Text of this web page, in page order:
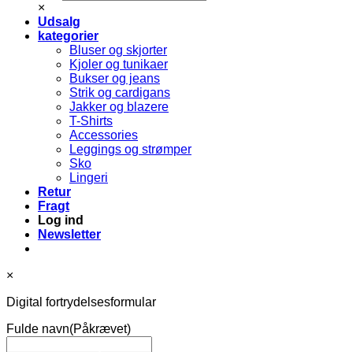
×
Udsalg
kategorier
Bluser og skjorter
Kjoler og tunikaer
Bukser og jeans
Strik og cardigans
Jakker og blazere
T-Shirts
Accessories
Leggings og strømper
Sko
Lingeri
Retur
Fragt
Log ind
Newsletter
×
Digital fortrydelsesformular
Fulde navn(Påkrævet)